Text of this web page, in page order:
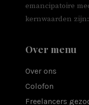
emancipatoire
kernwaarden
Over menu
Over ons
Colofon
Freelancers